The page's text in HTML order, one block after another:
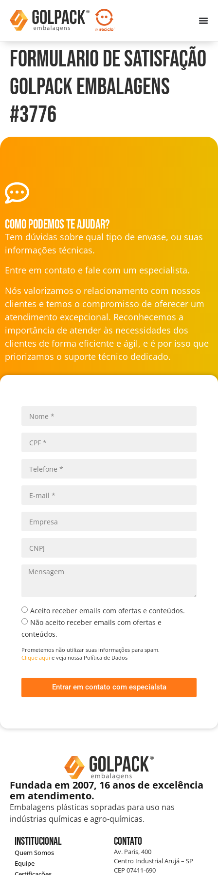
Formulario de Satisfação
Golpack Embalagens
#3776
Como podemos te ajudar?
Tem dúvidas sobre qual tipo de envase, ou suas
informações técnicas.
Entre em contato e fale com um especialista.
Nós valorizamos o relacionamento com nossos
clientes e temos o compromisso de oferecer um
atendimento excepcional. Reconhecemos a
importância de atender às necessidades dos
clientes de forma eficiente e ágil, e é por isso que
priorizamos o suporte técnico dedicado.
Aceito receber emails com ofertas e conteúdos.
Não aceito receber emails com ofertas e
conteúdos.
Prometemos não utilizar suas informações para spam.
Clique aqui e veja nossa Política de Dados
Entrar em contato com especialsta
Fundada em 2007, 16 anos de excelência
em atendimento.
Embalagens plásticas sopradas para uso nas
indústrias químicas e agro-químicas.
Institucional
Quem Somos
Equipe
Contato
Av. Paris, 400
Centro Industrial Arujá – SP
CEP 07411-690